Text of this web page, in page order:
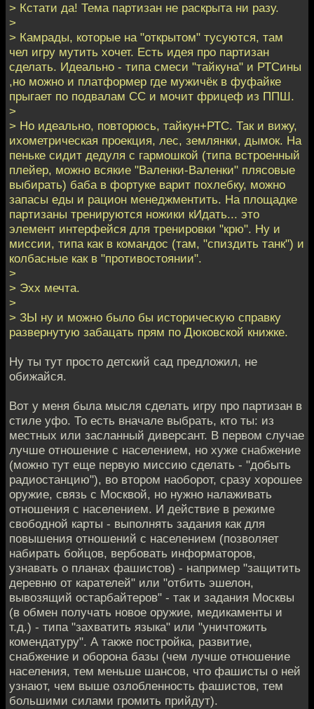
> Кстати да! Тема партизан не раскрыта ни разу.
>
> Камрады, которые на "открытом" тусуются, там
чел игру мутить хочет. Есть идея про партизан
сделать. Идеально - типа смеси "тайкуна" и РТСины
,но можно и платформер где мужичёк в фуфайке
прыгает по подвалам СС и мочит фрицеф из ППШ.
>
> Но идеально, повторюсь, тайкун+РТС. Так и вижу,
ихометрическая проекция, лес, землянки, дымок. На
пеньке сидит дедуля с гармошкой (типа встроенный
плейер, можно всякие "Валенки-Валенки" плясовые
выбирать) баба в фортуке варит похлебку, можно
запасы еды и рацион менеджментить. На площадке
партизаны тренируются ножики кИдать... это
элемент интерфейся для тренировки "крю". Ну и
миссии, типа как в командос (там, "спиздить танк") и
колбасные как в "противостоянии".
>
> Эхх мечта.
>
> ЗЫ ну и можно было бы историческую справку
развернутую забацать прям по Дюковской книжке.
Ну ты тут просто детский сад предложил, не
обижайся.
Вот у меня была мысля сделать игру про партизан в
стиле уфо. То есть вначале выбрать, кто ты: из
местных или засланный диверсант. В первом случае
лучше отношение с населением, но хуже снабжение
(можно тут еще первую миссию сделать - "добыть
радиостанцию"), во втором наоборот, сразу хорошее
оружие, связь с Москвой, но нужно налаживать
отношения с населением. И действие в режиме
свободной карты - выполнять задания как для
повышения отношений с населением (позволяет
набирать бойцов, вербовать информаторов,
узнавать о планах фашистов) - например "защитить
деревню от карателей" или "отбить эшелон,
вывозящий остарбайтеров" - так и задания Москвы
(в обмен получать новое оружие, медикаменты и
т.д.) - типа "захватить языка" или "уничтожить
комендатуру". А также постройка, развитие,
снабжение и оборона базы (чем лучше отношение
населения, тем меньше шансов, что фашисты о ней
узнают, чем выше озлобленность фашистов, тем
большими силами громить прийдут).